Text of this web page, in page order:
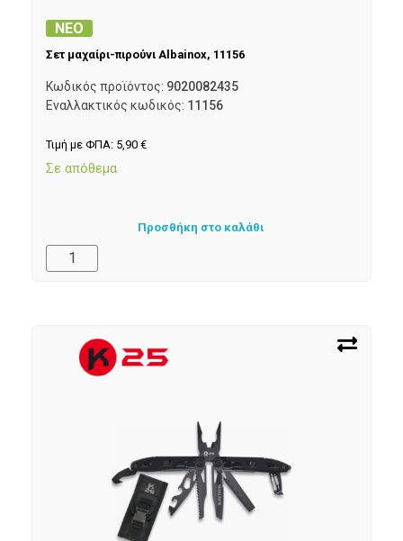
ΝΕΟ
Σετ μαχαίρι-πιρούνι Albainox, 11156
Κωδικός προϊόντος: 9020082435
Εναλλακτικός κωδικός: 11156
Τιμή με ΦΠΑ: 5,90 €
Σε απόθεμα
Προσθήκη στο καλάθι